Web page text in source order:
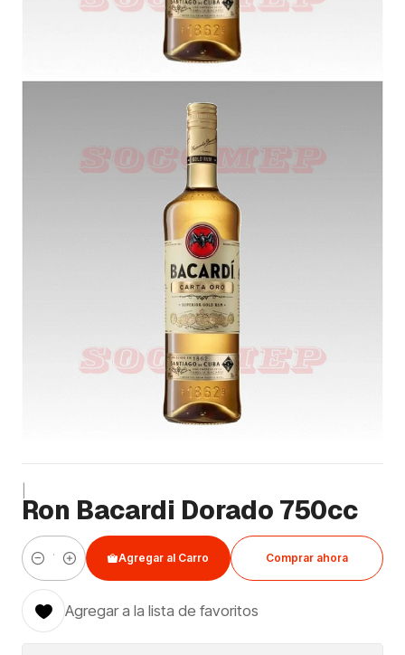
Ron Bacardi Dorado 750cc
Cantidad
Agregar al Carro Comprar ahora
Agregar a la lista de favoritos